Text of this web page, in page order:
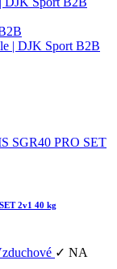
2v1 40 kg
✓ NA